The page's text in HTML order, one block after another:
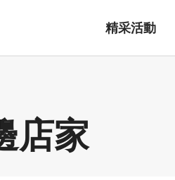
精采活動
店家